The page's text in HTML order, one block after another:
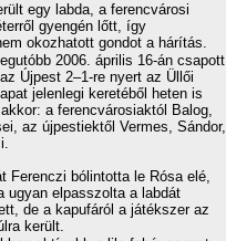
egy labda, a ferencvárosi
gyengén lőtt, í­gy
okozhatott gondot a hárí­tás.
2006. április 16-án csapott
Újpest 2–1-re nyert az Üllői
jelenlegi keretéből heten is
a ferencvárosiaktól Balog,
az újpestiektől Vermes, Sándor,
Ferenczi bólintotta le Rósa elé,
ugyan elpasszolta a labdát
de a kapufáról a játékszer az
került.